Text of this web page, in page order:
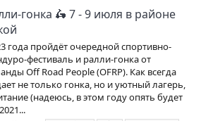
гонка 🛵 7 - 9 июля в районе
года пройдёт очередной спортивно-
фестиваль и ралли-гонка от
Off Road People (OFRP). Как всегда
не только гонка, но и уютный лагерь,
(надеюсь, в этом году опять будет